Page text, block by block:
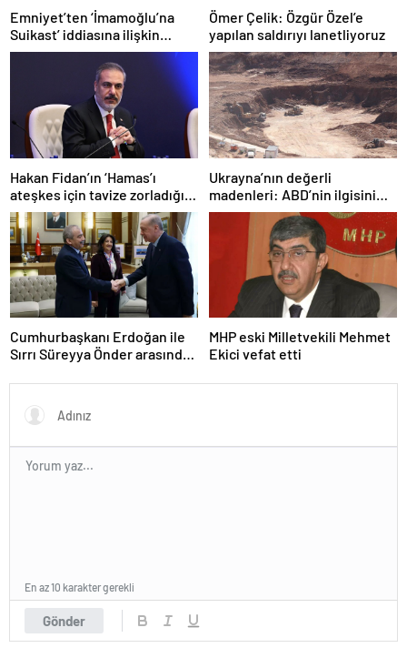
Emniyet’ten ‘İmamoğlu’na
Suikast’ iddiasına ilişkin
açıklama
Ömer Çelik: Özgür Özel’e
yapılan saldırıyı lanetliyoruz
Hakan Fidan’ın ‘Hamas’ı
ateşkes için tavize zorladığı’
iddiasına yalanlama
Ukrayna’nın değerli
madenleri: ABD’nin ilgisini
çeken kritik kaynaklar
Cumhurbaşkanı Erdoğan ile
Sırrı Süreyya Önder arasında
MHP eski Milletvekili Mehmet
Ekici vefat etti
Gönder
En az 10 karakter gerekli